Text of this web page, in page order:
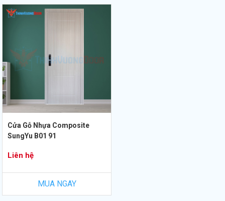
Cửa Gỗ Nhựa Composite
SungYu B01 91
Liên hệ
MUA NGAY